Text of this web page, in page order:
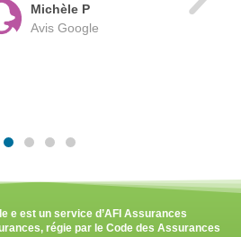
Michèle P
Avis Google
e est un service d’AFI Assurances
régie par le Code des Assurances